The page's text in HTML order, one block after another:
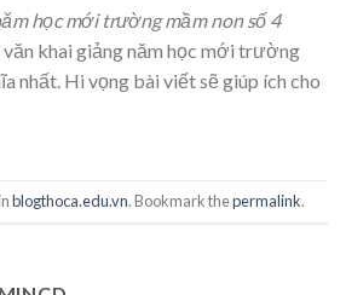
học mới trường mầm non số 4
văn khai giảng năm học mới trường
nhất. Hi vọng bài viết sẽ giúp ích cho
blogthoca.edu.vn. Bookmark thepermalink.